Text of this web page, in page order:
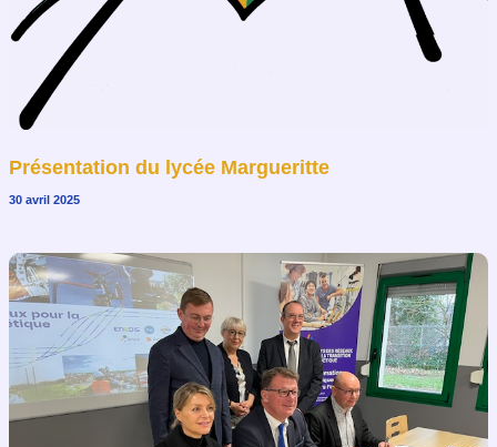
Présentation du lycée Margueritte
30 avril 2025